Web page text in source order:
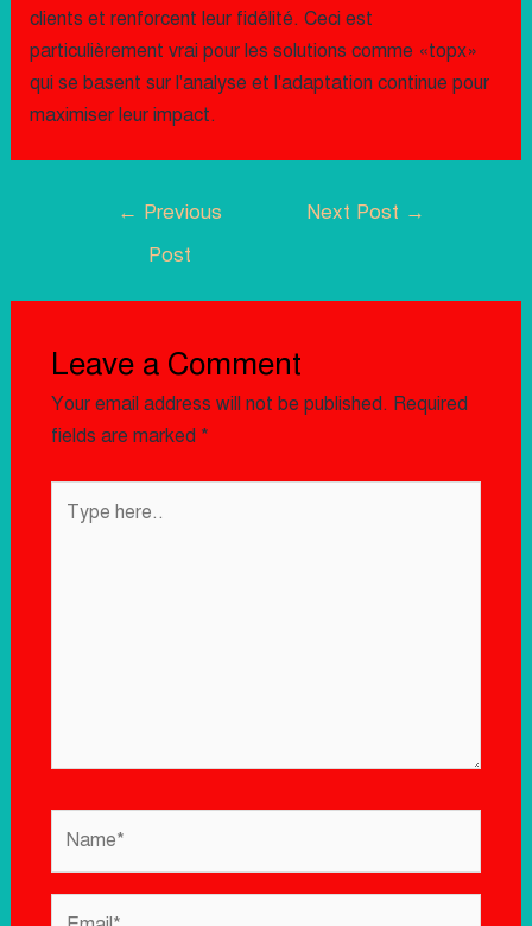
clients et renforcent leur fidélité. Ceci est
particulièrement vrai pour les solutions comme «topx»
qui se basent sur l'analyse et l'adaptation continue pour
maximiser leur impact.
← Previous
Post
Next Post →
Leave a Comment
Your email address will not be published. Required
fields are marked *